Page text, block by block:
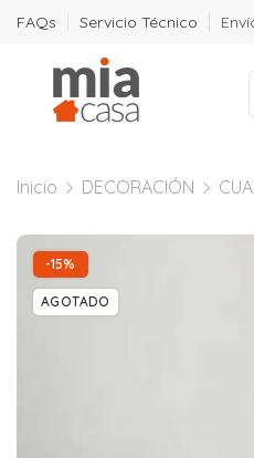
FAQs Servicio Técnico
Inicio DECORACIÓN
-15%
AGOTADO